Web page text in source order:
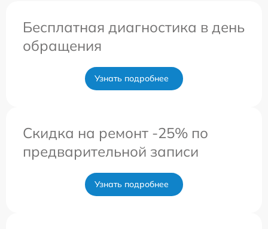
Бесплатная диагностика в день
обращения
Узнать подробнее
Скидка на ремонт -25% по
предварительной записи
Узнать подробнее